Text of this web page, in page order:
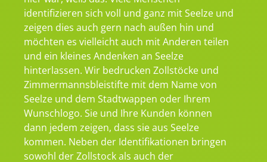
identifizieren sich voll und ganz mit Seelze und
zeigen dies auch gern nach außen hin und
möchten es vielleicht auch mit Anderen teilen
und ein kleines Andenken an Seelze
hinterlassen. Wir bedrucken Zollstöcke und
Zimmermannsbleistifte mit dem Name von
Seelze und dem Stadtwappen oder Ihrem
Wunschlogo. Sie und Ihre Kunden können
dann jedem zeigen, dass sie aus Seelze
kommen. Neben der Identifikationen bringen
sowohl der Zollstock als auch der